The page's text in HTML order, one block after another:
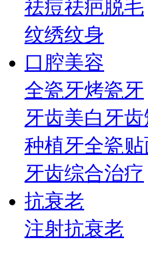
祛痘祛疤脱毛
纹绣纹身
口腔美容
全瓷牙烤瓷牙
牙齿美白 牙
种植牙全瓷
牙齿综合治疗
抗衰老
注射抗衰老